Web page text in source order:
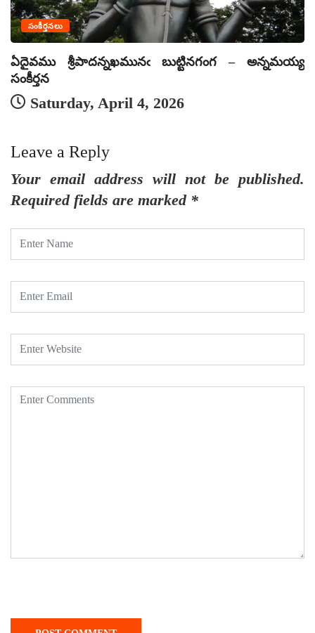
సంకీర్తనలు
ఏదైవము శ్రీపాదన్నఖమునఁ బుట్టినగంగ – అన్నమయ్య
సంకీర్తన
Saturday, April 4, 2026
Leave a Reply
Your email address will not be published.
Required fields are marked *